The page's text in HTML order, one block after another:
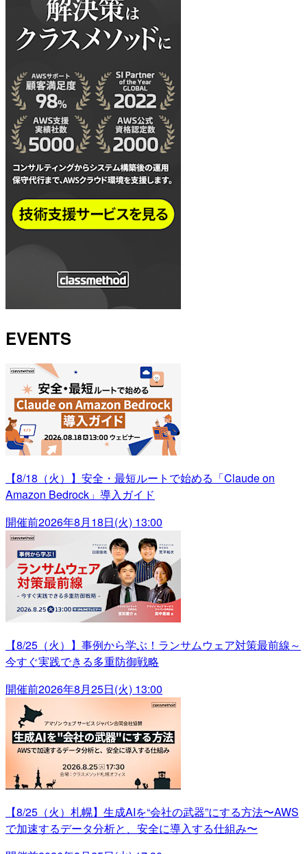
EVENTS
【8/18（火）】安全・最短ルートで始める「Claude on
Amazon Bedrock」導入ガイド
開催前2026年8月18日(火) 13:00
【8/25（火）】事例から学ぶ！ランサムウェア対策最前線～
今すぐ実践できる多重防御戦略
開催前2026年8月25日(火) 13:00
【8/25（火）札幌】生成AIを“会社の武器”にする方法〜AWS
で加速するデータ分析と、安全に導入する仕組み〜